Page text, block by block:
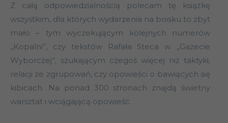
Z całą odpowiedzialnością polecam tę książkę
wszystkim, dla których wydarzenia na boisku to zbyt
mało – tym wyczekującym kolejnych numerów
„Kopalni”, czy tekstów Rafała Steca w „Gazecie
Wyborczej”, szukającym czegoś więcej niż taktyki,
relacji ze zgrupowań, czy opowieści o bawiących się
kibicach. Na ponad 300 stronach znajdą świetny
warsztat i wciągającą opowieść.